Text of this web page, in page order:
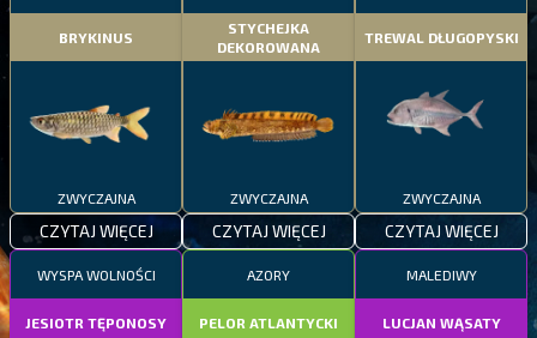
BRYKINUS
ZWYCZAJNA
CZYTAJ WIĘCEJ
STYCHEJKA
DEKOROWANA
ZWYCZAJNA
CZYTAJ WIĘCEJ
TREWAL DŁUGOPYSKI
ZWYCZAJNA
CZYTAJ WIĘCEJ
WYSPA WOLNOŚCI
JESIOTR TĘPONOSY
AZORY
PELOR ATLANTYCKI
MALEDIWY
LUCJAN WĄSATY